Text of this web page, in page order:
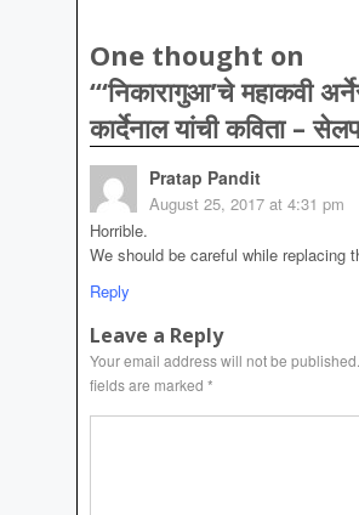
One thought on
“‘निकारागुआ’चे महाकवी
कार्देनाल यांची कविता –
Pratap Pandit
August 25, 2017 at 4:31 pm
Horrible.
We should be careful while replacing
Reply
Leave a Reply
Your email address will not be published.
fields are marked *